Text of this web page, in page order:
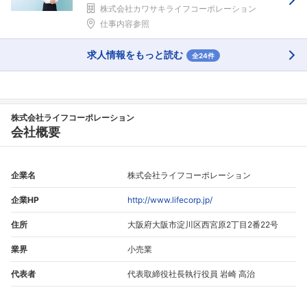
株式会社カワサキライフコーポレーション
仕事内容参照
求人情報をもっと読む 全24件
株式会社ライフコーポレーション
会社概要
企業名 株式会社ライフコーポレーション
企業HP http://www.lifecorp.jp/
住所 大阪府大阪市淀川区西宮原2丁目2番22号
業界 小売業
代表者 代表取締役社長執行役員 岩崎 高治